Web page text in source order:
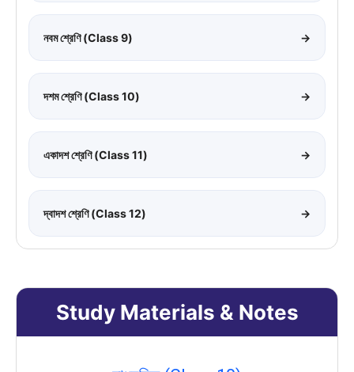
নবম শ্রেণি (Class 9) →
দশম শ্রেণি (Class 10) →
একাদশ শ্রেণি (Class 11) →
দ্বাদশ শ্রেণি (Class 12) →
Study Materials & Notes